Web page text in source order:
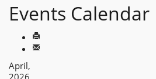
Events Calendar
April,
2026